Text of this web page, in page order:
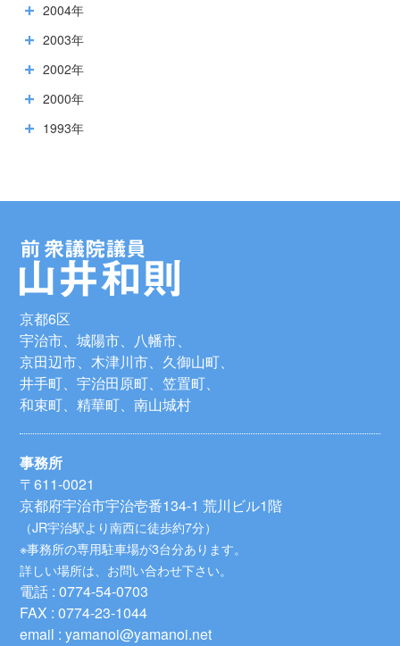
2004年
2003年
2002年
2000年
1993年
京都6区
宇治市、城陽市、八幡市、
京田辺市、木津川市、久御山町、
井手町、宇治田原町、笠置町、
和束町、精華町、南山城村
事務所
〒611-0021
京都府宇治市宇治壱番134-1 荒川ビル1階
（JR宇治駅より南西に徒歩約7分）
※事務所の専用駐車場が3台分あります。
詳しい場所は、お問い合わせ下さい。
電話 : 0774-54-0703
FAX : 0774-23-1044
email : yamanoi@yamanoi.net